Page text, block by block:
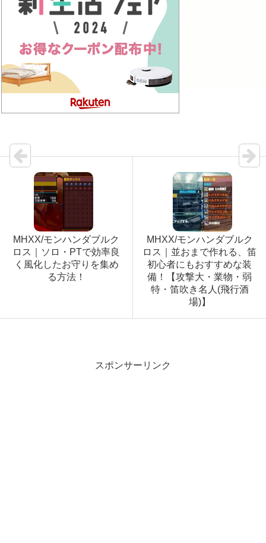
MHXX/モンハンダブルク
ロス｜ソロ・PTで効率良
く風化したお守りを集め
る方法！
MHXX/モンハンダブルク
ロス｜並おまで作れる、笛
初心者にもおすすめな装
備！【攻撃大・業物・弱
特・笛吹き名人(飛行酒
場)】
スポンサーリンク